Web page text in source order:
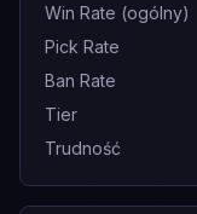
Win Rate (ogólny)
Pick Rate
Ban Rate
Tier
Trudność